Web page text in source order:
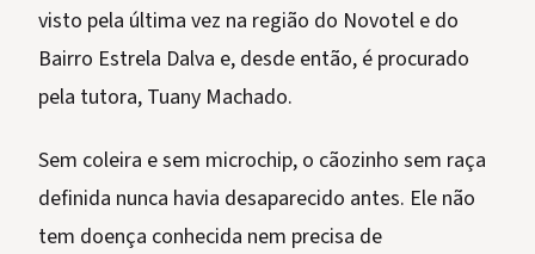
visto pela última vez na região do Novotel e do
Bairro Estrela Dalva e, desde então, é procurado
pela tutora, Tuany Machado.
Sem coleira e sem microchip, o cãozinho sem raça
definida nunca havia desaparecido antes. Ele não
tem doença conhecida nem precisa de